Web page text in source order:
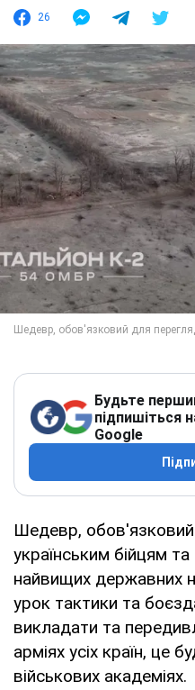
26
Будьте
підпишіться
Google
Шедевр, обов'язковий
українським бійцям
найвищих державних
урок тактики та
викладати та
арміях усіх країн, це
військових академіях.